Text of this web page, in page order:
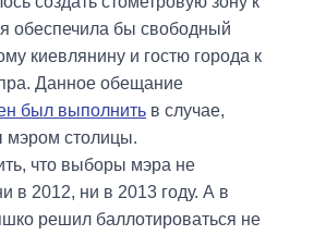
обеспечила бы свободный
киевлянину и гостю города к
Данное обещание
был выполнить в случае,
мэром столицы.
что выборы мэра не
в 2012, ни в 2013 году. А в
решил баллотироваться не